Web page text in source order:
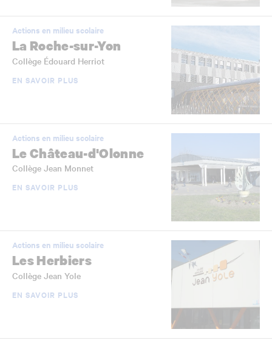
Actions en milieu scolaire
La Roche-sur-Yon
Collège Édouard Herriot
EN SAVOIR PLUS
Actions en milieu scolaire
Le Château-d'Olonne
Collège Jean Monnet
EN SAVOIR PLUS
Actions en milieu scolaire
Les Herbiers
Collège Jean Yole
EN SAVOIR PLUS